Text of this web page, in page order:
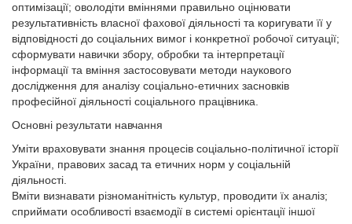
оптимізації; оволодіти вміннями правильно оцінювати
результативність власної фахової діяльності та коригувати її у
відповідності до соціальних вимог і конкретної робочої ситуації;
сформувати навички збору, обробки та інтерпретації
інформації та вміння застосовувати методи наукового
дослідження для аналізу соціально-етичних засновків
професійної діяльності соціального працівника.
Основні результати навчання
Уміти враховувати знання процесів соціально-політичної історії
України, правових засад та етичних норм у соціальній
діяльності.
Вміти визнавати різноманітність культур, проводити їх аналіз;
сприймати особливості взаємодії в системі орієнтації іншої